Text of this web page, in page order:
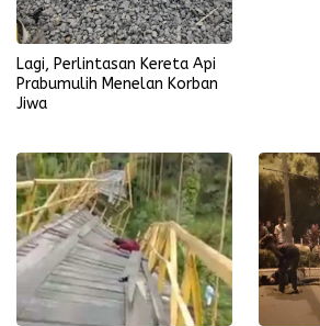
Lagi, Perlintasan Kereta Api
Prabumulih Menelan Korban
Jiwa